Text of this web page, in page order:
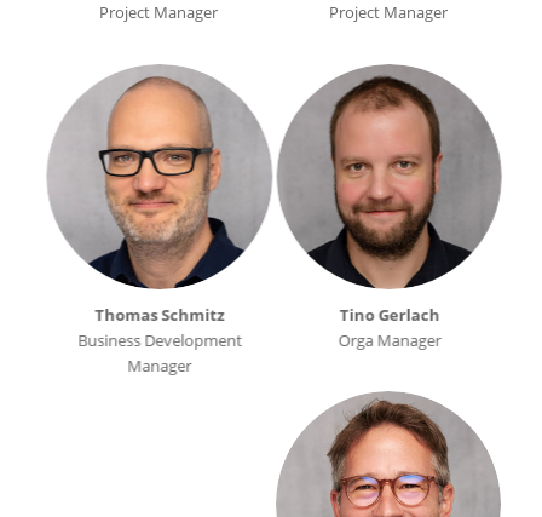
Project Manager
Project Manager
Thomas Schmitz
Business Development
Manager
Tino Gerlach
Orga Manager